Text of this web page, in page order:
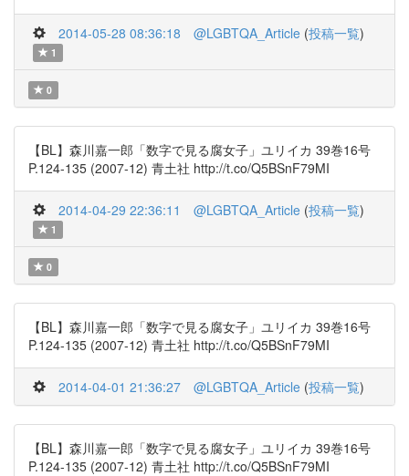
2014-05-28 08:36:18 @LGBTQA_Article (投稿一覧)
1
0
【BL】森川嘉一郎「数字で見る腐女子」ユリイカ 39巻16号
P.124-135 (2007-12) 青土社 http://t.co/Q5BSnF79MI
2014-04-29 22:36:11 @LGBTQA_Article (投稿一覧)
1
0
【BL】森川嘉一郎「数字で見る腐女子」ユリイカ 39巻16号
P.124-135 (2007-12) 青土社 http://t.co/Q5BSnF79MI
2014-04-01 21:36:27 @LGBTQA_Article (投稿一覧)
【BL】森川嘉一郎「数字で見る腐女子」ユリイカ 39巻16号
P.124-135 (2007-12) 青土社 http://t.co/Q5BSnF79MI